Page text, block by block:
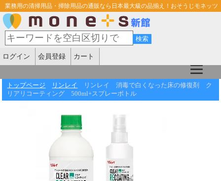
業務用の清掃用品・掃除用品の通販なら日本最大級の品揃え！おそうじモネッツ
ログイン 会員登録 カート
トップページ リンレイ
リンレイ 消毒で白くなった床の修復剤 ク
リアリコーティング 500ml+スプレーボトル